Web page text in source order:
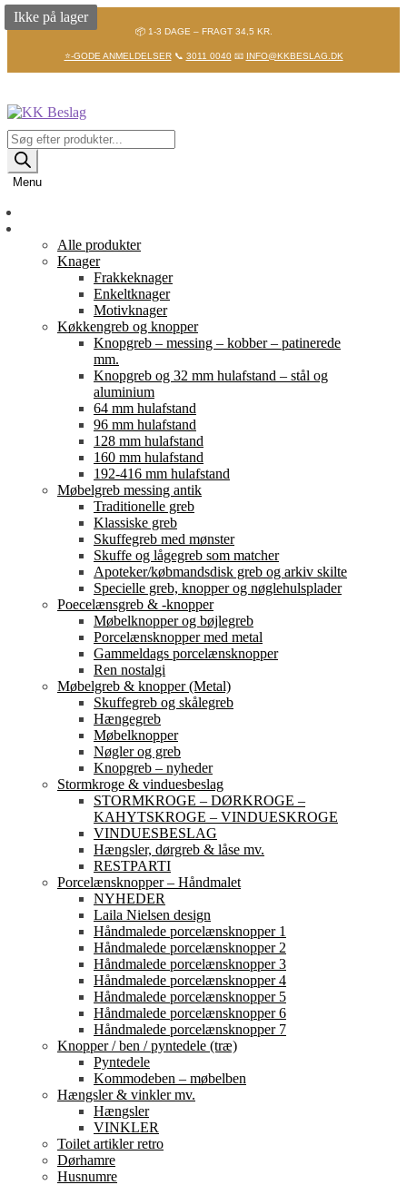
📦 1-3 DAGE – FRAGT 34,5 KR.
⭐-GODE ANMELDELSER📞 3011 0040📧 INFO@KKBESLAG.DK
Spring
til
navigation
Spring
til
indhold
Products
search
Menu
Alle produkter
Knager
Frakkeknager
Enkeltknager
Motivknager
Køkkengreb og knopper
Knopgreb – messing – kobber – patinerede
mm.
Knopgreb og 32 mm hulafstand – stål og
aluminium
64 mm hulafstand
96 mm hulafstand
128 mm hulafstand
160 mm hulafstand
192-416 mm hulafstand
Møbelgreb messing antik
Traditionelle greb
Klassiske greb
Skuffegreb med mønster
Skuffe og lågegreb som matcher
Apoteker/købmandsdisk greb og arkiv skilte
Specielle greb, knopper og nøglehulsplader
Poecelænsgreb & -knopper
Møbelknopper og bøjlegreb
Porcelænsknopper med metal
Gammeldags porcelænsknopper
Ren nostalgi
Møbelgreb & knopper (Metal)
Skuffegreb og skålegreb
Hængegreb
Møbelknopper
Nøgler og greb
Knopgreb – nyheder
Stormkroge & vinduesbeslag
STORMKROGE – DØRKROGE –
KAHYTSKROGE – VINDUESKROGE
VINDUESBESLAG
Hængsler, dørgreb & låse mv.
RESTPARTI
Porcelænsknopper – Håndmalet
NYHEDER
Laila Nielsen design
Håndmalede porcelænsknopper 1
Håndmalede porcelænsknopper 2
Håndmalede porcelænsknopper 3
Håndmalede porcelænsknopper 4
Håndmalede porcelænsknopper 5
Håndmalede porcelænsknopper 6
Håndmalede porcelænsknopper 7
Knopper / ben / pyntedele (træ)
Pyntedele
Kommodeben – møbelben
Hængsler & vinkler mv.
Hængsler
VINKLER
Toilet artikler retro
Dørhamre
Husnumre
Ikke på lager